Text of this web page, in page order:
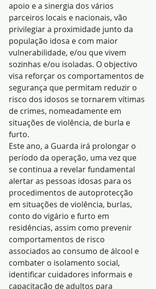
apoio e a sinergia dos vários
parceiros locais e nacionais, vão
privilegiar a proximidade junto da
população idosa e com maior
vulnerabilidade, e/ou que vivem
sozinhas e/ou isoladas. O objectivo
visa reforçar os comportamentos de
segurança que permitam reduzir o
risco dos idosos se tornarem vítimas
de crimes, nomeadamente em
situações de violência, de burla e
furto.
Este ano, a Guarda irá prolongar o
período da operação, uma vez que
se continua a revelar fundamental
alertar as pessoas idosas para os
procedimentos de autoprotecção
em situações de violência, burlas,
conto do vigário e furto em
residências, assim como prevenir
comportamentos de risco
associados ao consumo de álcool e
combater o isolamento social,
identificar cuidadores informais e
capacitação de adultos para